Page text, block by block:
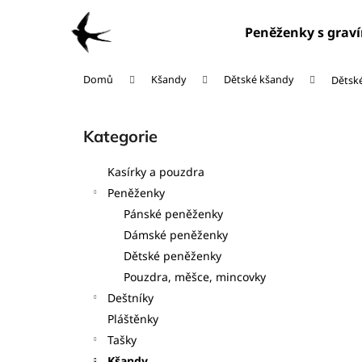
Peněženky s
Domů Kšandy Dětské kšandy
Přeskočit
kategorie
Kategorie
Kasírky a pouzdra
Peněženky
Pánské peněženky
Dámské peněženky
Dětské peněženky
Pouzdra, měšce, mincovky
Deštníky
Pláštěnky
Tašky
Zpět
Zpět